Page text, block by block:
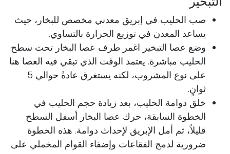
صب الحليب في إبريق معدني مخصص للبخار، حيث
يساعد المعدن في توزيع الحرارة بالتساوي.
وضع عصا التبخير اغمر طرف عصا البخار تحت سطح
الحليب مباشرة. يعتمد الوقت الذي تبقي فيه العصا هنا
على نوع المشروب، لكنه يستغرق عادةً حوالي 5
ثوانٍ.
خلق دوامة الحليب، بعد زيادة حجم الحليب في
الخطوة السابقة، حرك عصا البخار أسفل السطح
قليلاً، ثم أمل الإبريق لإحداث دوامة. هذه الخطوة
ضرورية لدمج الفقاعات وإضفاء القوام المخملي على